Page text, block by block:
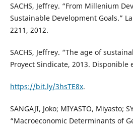
SACHS, Jeffrey. “From Millenium
Sustainable Development Goals.”
2211, 2012.
SACHS, Jeffrey. “The age of
Proyect Sindicate, 2013. Disponible
https://bit.ly/3hsTE8x.
SANGAJI, Joko; MIYASTO, Miyasto;
“Macroeconomic Determinants of